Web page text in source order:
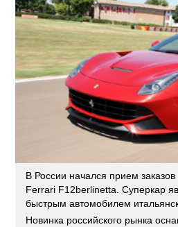
В России начался прием
Ferrari F12berlinetta. Суперкар
быстрым автомобилем
Новинка российского рынка